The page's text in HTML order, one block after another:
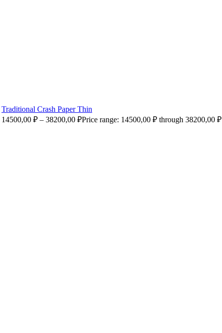
Traditional Crash Paper Thin
14500,00 ₽ – 38200,00 ₽Price range: 14500,00 ₽ through 38200,00 ₽